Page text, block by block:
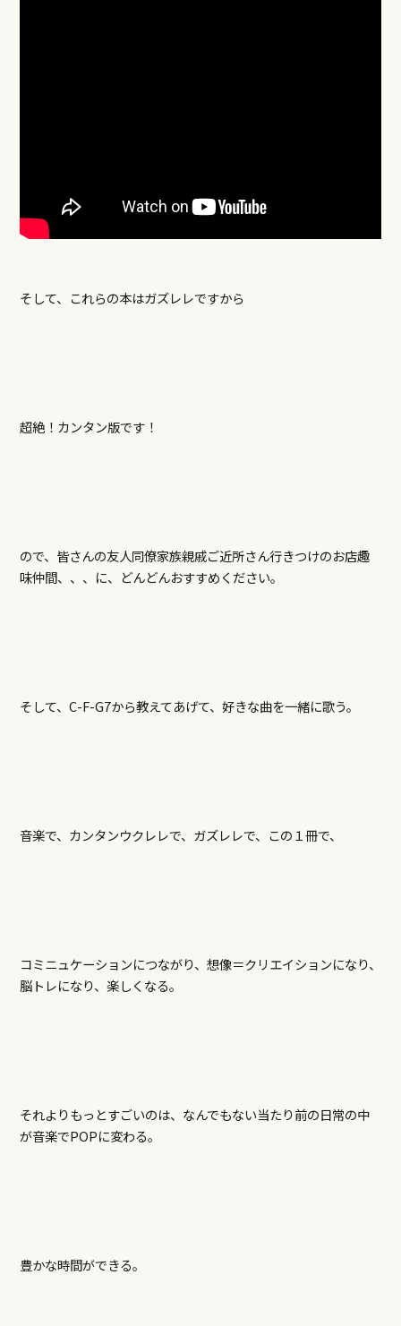
そして、これらの本はガズレレですから
超絶！カンタン版です！
ので、皆さんの友人同僚家族親戚ご近所さん行きつけのお店趣
味仲間、、、に、どんどんおすすめください。
そして、C-F-G7から教えてあげて、好きな曲を一緒に歌う。
音楽で、カンタンウクレレで、ガズレレで、この１冊で、
コミニュケーションにつながり、想像＝クリエイションになり、
脳トレになり、楽しくなる。
それよりもっとすごいのは、なんでもない当たり前の日常の中
が音楽でPOPに変わる。
豊かな時間ができる。